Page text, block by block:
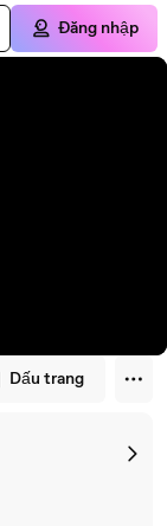
Đăng nhập
Dấu trang